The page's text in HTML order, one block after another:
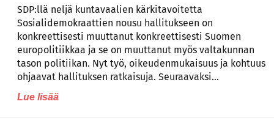
SDP:llä neljä kuntavaalien kärkitavoitetta
Sosialidemokraattien nousu hallitukseen on
konkreettisesti muuttanut konkreettisesti Suomen
europolitiikkaa ja se on muuttanut myös valtakunnan
tason politiikan. Nyt työ, oikeudenmukaisuus ja kohtuus
ohjaavat hallituksen ratkaisuja. Seuraavaksi…
Lue lisää